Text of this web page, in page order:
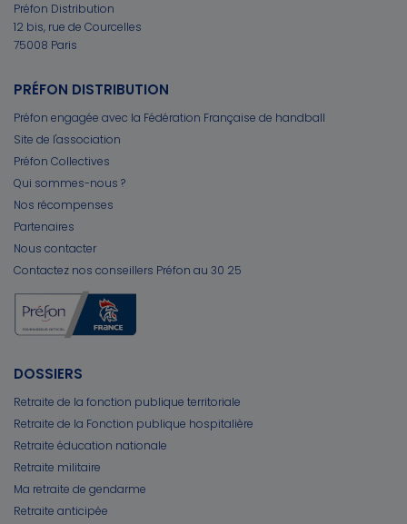
Préfon Distribution
12 bis, rue de Courcelles
75008 Paris
PRÉFON DISTRIBUTION
Préfon engagée avec la Fédération Française de handball
Site de l'association
Préfon Collectives
Qui sommes-nous ?
Nos récompenses
Partenaires
Nous contacter
Contactez nos conseillers Préfon au 30 25
DOSSIERS
Retraite de la fonction publique territoriale
Retraite de la Fonction publique hospitalière
Retraite éducation nationale
Retraite militaire
Ma retraite de gendarme
Retraite anticipée